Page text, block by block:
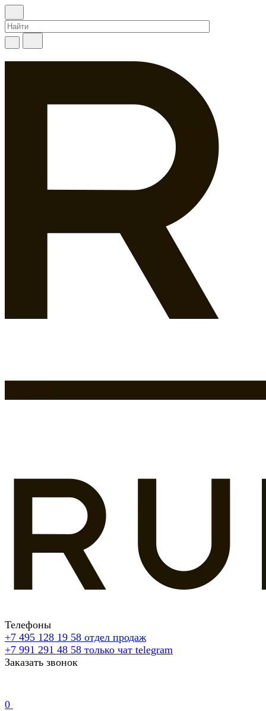
Телефоны
+7 495 128 19 58 отдел продаж
+7 991 291 48 58 только чат telegram
Заказать звонок
0